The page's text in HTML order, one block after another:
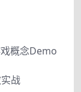
概念Demo
战